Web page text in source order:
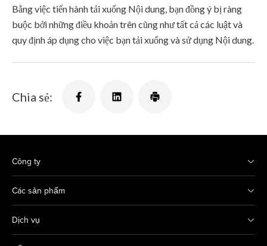
Bằng việc tiến hành tải xuống Nội dung, bạn đồng ý bị ràng
buộc bởi những điều khoản trên cũng như tất cả các luật và
quy định áp dụng cho việc bạn tải xuống và sử dụng Nội dung.
Chia sẻ:
Công ty
Các sản phẩm
Dịch vụ